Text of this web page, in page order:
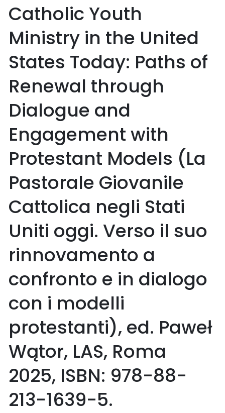
Catholic Youth
Ministry in the United
States Today: Paths of
Renewal through
Dialogue and
Engagement with
Protestant Models (La
Pastorale Giovanile
Cattolica negli Stati
Uniti oggi. Verso il suo
rinnovamento a
confronto e in dialogo
con i modelli
protestanti), ed. Paweł
Wątor, LAS, Roma
2025, ISBN: 978-88-
213-1639-5.